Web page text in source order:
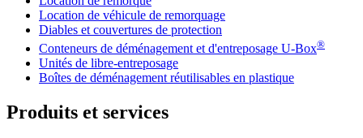
Location de véhicule de remorquage
Diables et couvertures de protection
Conteneurs de déménagement et d'entreposage U-Box®
Unités de libre-entreposage
Boîtes de déménagement réutilisables en plastique
Produits et services